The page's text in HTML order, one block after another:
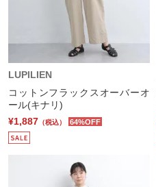
LUPILIEN
コットンフラックスオーバーオ
ール(キナリ)
¥1,887 （税込） 64%OFF